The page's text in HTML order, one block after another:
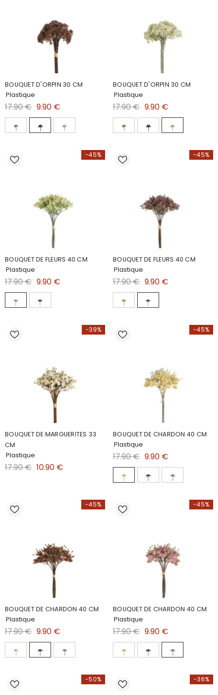
BOUQUET D'ORPIN 30 CM
Plastique
17.90 € 9.90 €
BOUQUET D'ORPIN 30 CM
Plastique
17.90 € 9.90 €
-45%
BOUQUET DE FLEURS 40 CM
Plastique
17.90 € 9.90 €
-45%
BOUQUET DE FLEURS 40 CM
Plastique
17.90 € 9.90 €
-39%
BOUQUET DE MARGUERITES 33
CM
Plastique
17.90 € 10.90 €
-45%
BOUQUET DE CHARDON 40 CM
Plastique
17.90 € 9.90 €
-45%
BOUQUET DE CHARDON 40 CM
Plastique
17.90 € 9.90 €
-45%
BOUQUET DE CHARDON 40 CM
Plastique
17.90 € 9.90 €
-50% -36%